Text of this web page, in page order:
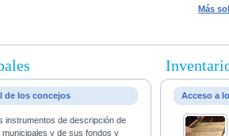
Más
de los concejos
instrumentos de descripción de
y de sus fondos y
Acceso a